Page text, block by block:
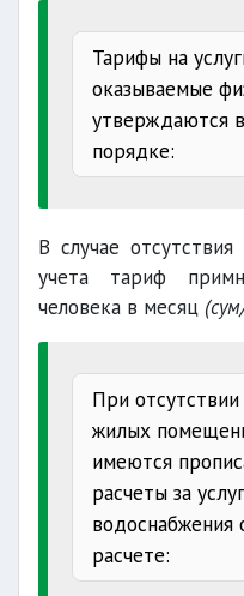
Тарифы на
оказываемые
утверждаются
порядке:
на горячее
В случае
учета тариф
человека в месяц
При
жилых
имеются
расчеты за
водоснабжения
расчете: